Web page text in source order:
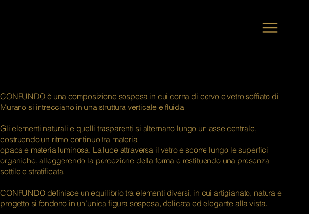
CONFUNDO è una composizione sospesa in cui corna di cervo e vetro soffiato di
Murano si intrecciano in una struttura verticale e fluida.
Gli elementi naturali e quelli trasparenti si alternano lungo un asse centrale,
costruendo un ritmo continuo tra materia
opaca e materia luminosa. La luce attraversa il vetro e scorre lungo le superfici
organiche, alleggerendo la percezione della forma e restituendo una presenza
sottile e stratificata.
CONFUNDO definisce un equilibrio tra elementi diversi, in cui artigianato, natura e
progetto si fondono in un’unica figura sospesa, delicata ed elegante alla vista.